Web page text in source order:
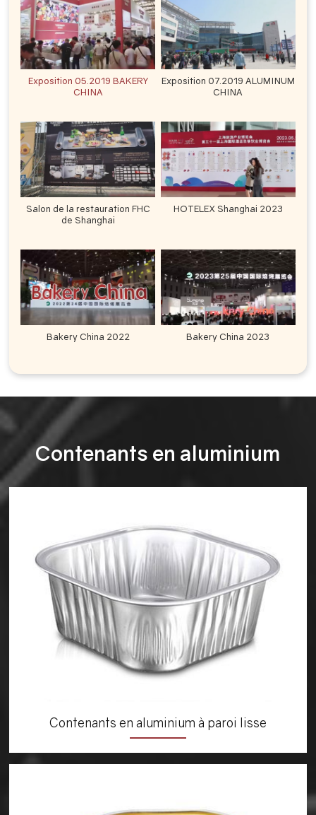
Exposition 05.2019 BAKERY
CHINA
Exposition 07.2019 ALUMINUM
CHINA
Salon de la restauration FHC
de Shanghai
HOTELEX Shanghai 2023
Bakery China 2022 Bakery China 2023
Contenants en aluminium
Contenants en aluminium à paroi lisse